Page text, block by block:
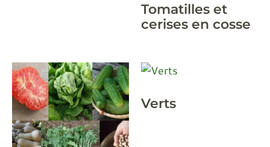
Tomatilles et
cerises en cosse
Verts